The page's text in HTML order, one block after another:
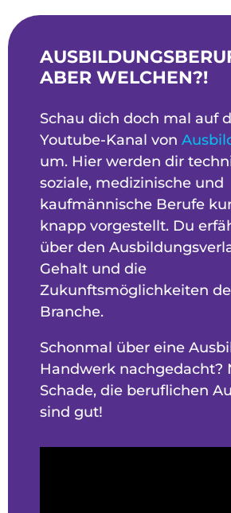
ABER WELCHEN?!
Schau dich doch mal auf
Youtube-Kanal von
um. Hier werden dir
soziale, medizinische und
kaufmännische Berufe
knapp vorgestellt. Du
über den
Gehalt und die
Zukunftsmöglichkeiten
Branche.
Schonmal über eine
Handwerk nachgedacht?
Schade, die beruflichen
sind gut!